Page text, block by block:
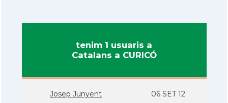
tenim 1 usuaris a
Catalans a CURICÓ
Josep Junyent 06 SET 12